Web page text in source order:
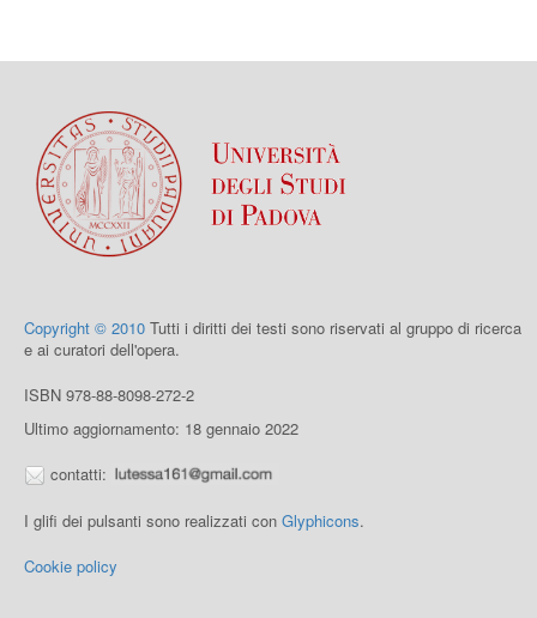
Copyright © 2010 Tutti i diritti dei testi sono riservati al gruppo di ricerca
e ai curatori dell'opera.
ISBN 978-88-8098-272-2
Ultimo aggiornamento: 18 gennaio 2022
contatti:
I glifi dei pulsanti sono realizzati con Glyphicons.
Cookie policy